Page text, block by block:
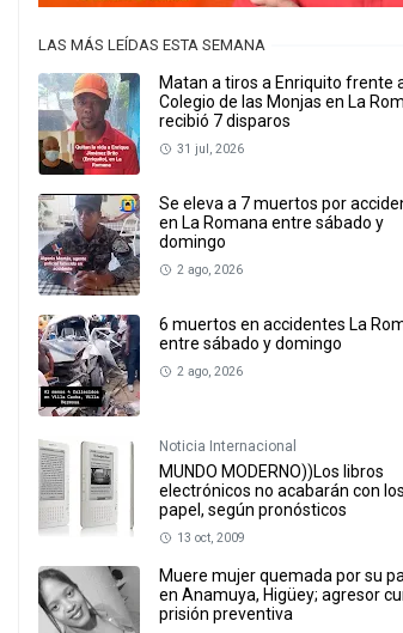
LAS MÁS LEÍDAS ESTA SEMANA
Matan a tiros a Enriquito frente
Colegio de las Monjas en La
recibió 7 disparos
31 jul, 2026
Se eleva a 7 muertos por
en La Romana entre sábado y
domingo
2 ago, 2026
6 muertos en accidentes La
entre sábado y domingo
2 ago, 2026
Noticia Internacional
MUNDO MODERNO))Los libros
electrónicos no acabarán con
papel, según pronósticos
13 oct, 2009
Muere mujer quemada por su
en Anamuya, Higüey; agresor
prisión preventiva